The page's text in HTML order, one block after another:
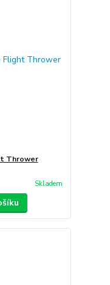
Thrower
Skladem